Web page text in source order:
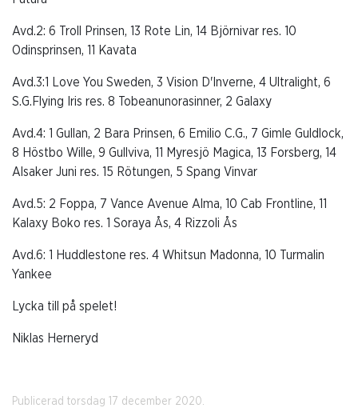
Avd.2: 6 Troll Prinsen, 13 Rote Lin, 14 Björnivar res. 10
Odinsprinsen, 11 Kavata
Avd.3:1 Love You Sweden, 3 Vision D'Inverne, 4 Ultralight, 6
S.G.Flying Iris res. 8 Tobeanunorasinner, 2 Galaxy
Avd.4: 1 Gullan, 2 Bara Prinsen, 6 Emilio C.G., 7 Gimle Guldlock,
8 Höstbo Wille, 9 Gullviva, 11 Myresjö Magica, 13 Forsberg, 14
Alsaker Juni res. 15 Rötungen, 5 Spang Vinvar
Avd.5: 2 Foppa, 7 Vance Avenue Alma, 10 Cab Frontline, 11
Kalaxy Boko res. 1 Soraya Ås, 4 Rizzoli Ås
Avd.6: 1 Huddlestone res. 4 Whitsun Madonna, 10 Turmalin
Yankee
Lycka till på spelet!
Niklas Herneryd
Publicerad torsdag 17 december 2020.